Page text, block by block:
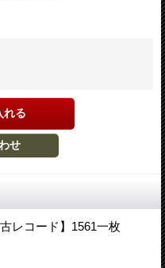
レコード】1561一枚